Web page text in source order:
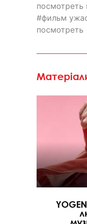
фильм
посмотреть